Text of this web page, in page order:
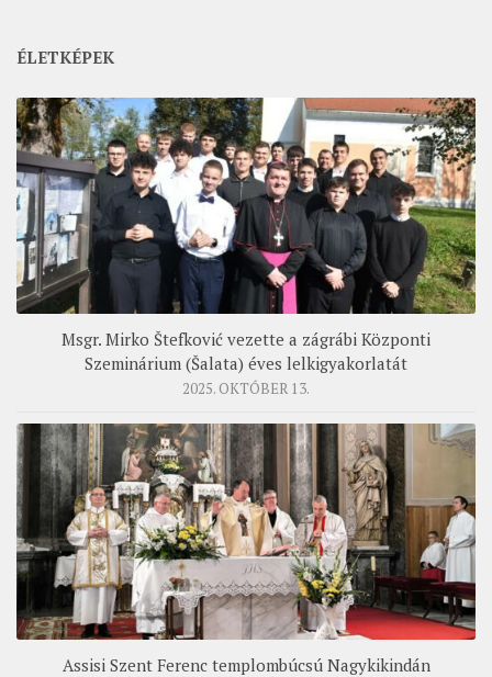
ÉLETKÉPEK
Msgr. Mirko Štefković vezette a zágrábi Központi
Szeminárium (Šalata) éves lelkigyakorlatát
2025. OKTÓBER 13.
Assisi Szent Ferenc templombúcsú Nagykikindán